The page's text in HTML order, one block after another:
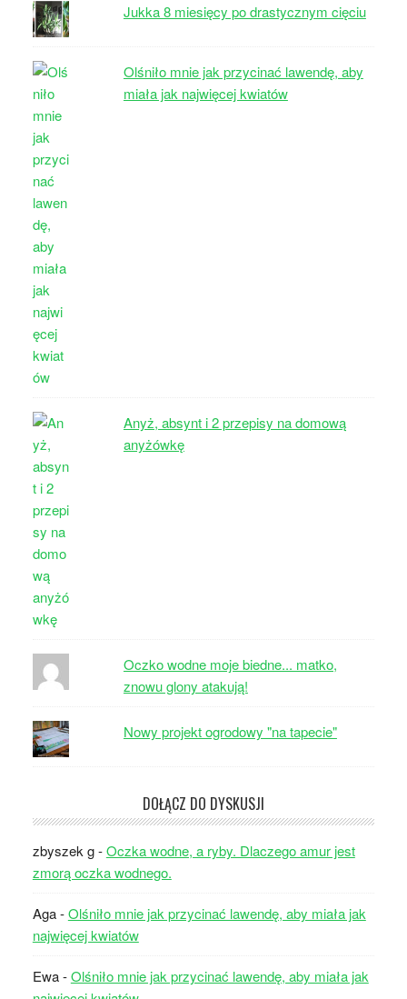
Jukka 8 miesięcy po drastycznym cięciu
Olśniło mnie jak przycinać lawendę, aby
miała jak najwięcej kwiatów
Anyż, absynt i 2 przepisy na domową
anyżówkę
Oczko wodne moje biedne... matko,
znowu glony atakują!
Nowy projekt ogrodowy "na tapecie"
DOŁĄCZ DO DYSKUSJI
zbyszek g-Oczka wodne, a ryby. Dlaczego amur jest
zmorą oczka wodnego.
Aga-Olśniło mnie jak przycinać lawendę, aby miała jak
najwięcej kwiatów
Ewa-Olśniło mnie jak przycinać lawendę, aby miała jak